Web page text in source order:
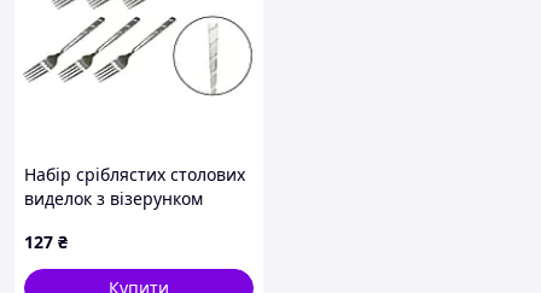
Набір сріблястих столових
виделок з візерунком
127 ₴
Купити